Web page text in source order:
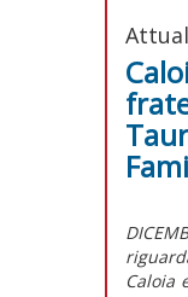
Caloia